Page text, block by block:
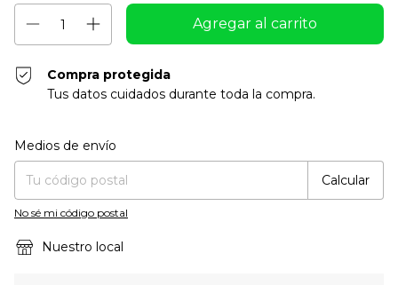
Compra protegida
Tus datos cuidados durante toda la compra.
Entregas para el CP:
Medios de envío
Calcular
No sé mi código postal
Nuestro local